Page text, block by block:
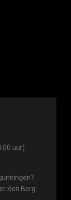
uur)
Ben Berg: